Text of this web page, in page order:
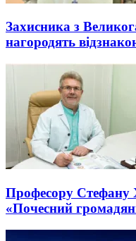
Захисника з
нагородять
Професору Стефану
«Почесний